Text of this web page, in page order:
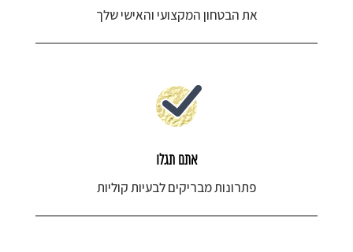
את הבטחון המקצועי והאישי שלך
אתם תגלו
פתרונות מבריקים לבעיות קוליות